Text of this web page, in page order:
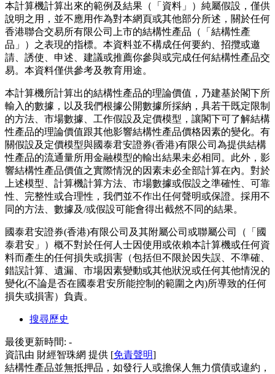
本計算機計算出來的範例及結果（「資料」）純屬假設，僅供
說明之用，並不應用作為對本網頁或其他部分所述，關於任何
香港聯合交易所有限公司上市的結構性產品（「結構性產
品」）之表現的指標。本資料並不構成任何要約、招攬或邀
請、誘使、申述、建議或推薦你參與或完成任何結構性產品交
易。本資料僅供參考及教育用途。
本計算機所計算出的結構性產品的理論價值，乃建基於閣下所
輸入的數據，以及我們根據公開數據所採納，具若干既定限制
的方法、市場數據、工作假設及定價模型，讓閣下可了解結構
性產品的理論價值跟其他影響結構性產品價格因素的變化。有
關假設及定價模型與國泰君安證券(香港)有限公司為提供結構
性產品的流通量所用金融模型的輸出結果未必相同。此外，影
響結構性產品價值之實際情況的因素未必全部計算在內。對於
上述模型、計算機計算方法、市場數據或假設之準確性、可靠
性、完整性或合理性，我們並不作出任何聲明或保證。採用不
同的方法、數據及/或假設可能會得出截然不同的結果。
國泰君安證券(香港)有限公司及其附屬公司或聯屬公司（「國
泰君安」）概不對於任何人士因使用或依賴本計算機或任何資
料而產生的任何損失或損害（包括但不限於因失誤、不準確、
錯誤計算、遺漏、市場因素變動或其他狀況或任何其他情況的
變化(不論是否在國泰君安所能控制的範圍之內)所導致的任何
損失或損害）負責。
搜尋歷史
最後更新時間: -
資訊由 財經智珠網 提供 [免責聲明]
結構性產品並無抵押品，如發行人或擔保人無力償債或違約，